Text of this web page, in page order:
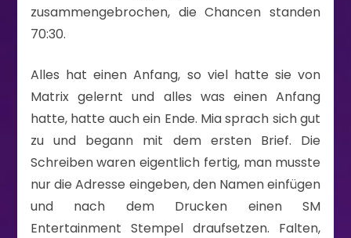
zusammengebrochen, die Chancen standen
70:30.
Alles hat einen Anfang, so viel hatte sie von
Matrix gelernt und alles was einen Anfang
hatte, hatte auch ein Ende. Mia sprach sich gut
zu und begann mit dem ersten Brief. Die
Schreiben waren eigentlich fertig, man musste
nur die Adresse eingeben, den Namen einfügen
und nach dem Drucken einen SM
Entertainment Stempel draufsetzen. Falten,